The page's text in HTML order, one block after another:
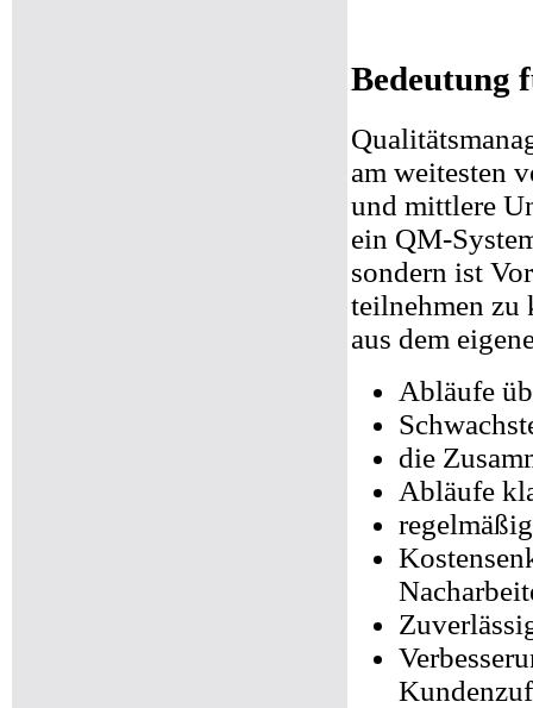
Bedeutung
am weitesten
und mittlere
ein QM-
sondern ist
teilnehmen zu
aus dem
Abläufe
die
Abläufe